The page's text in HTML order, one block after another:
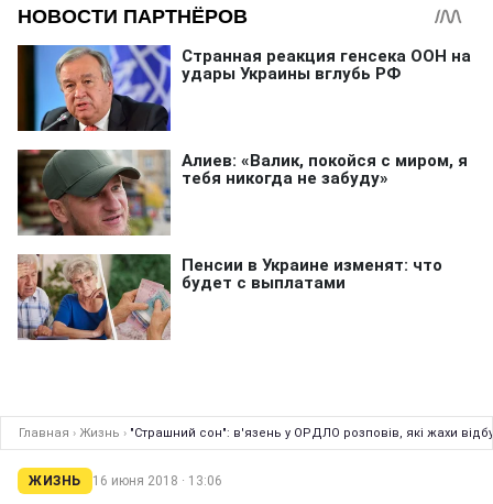
Главная › Жизнь › "Страшний сон": в'язень у ОРДЛО розповів, які жахи
ЖИЗНЬ 16 июня 2018 · 13:06